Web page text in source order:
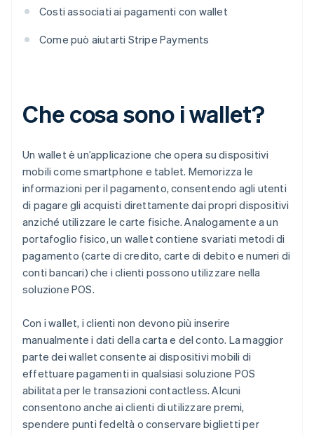
Costi associati ai pagamenti con wallet
Come può aiutarti Stripe Payments
Che cosa sono i wallet?
Un wallet è un’applicazione che opera su dispositivi
mobili come smartphone e tablet. Memorizza le
informazioni per il pagamento, consentendo agli utenti
di pagare gli acquisti direttamente dai propri dispositivi
anziché utilizzare le carte fisiche. Analogamente a un
portafoglio fisico, un wallet contiene svariati metodi di
pagamento (carte di credito, carte di debito e numeri di
conti bancari) che i clienti possono utilizzare nella
soluzione POS.
Con i wallet, i clienti non devono più inserire
manualmente i dati della carta e del conto. La maggior
parte dei wallet consente ai dispositivi mobili di
effettuare pagamenti in qualsiasi soluzione POS
abilitata per le transazioni contactless. Alcuni
consentono anche ai clienti di utilizzare premi,
spendere punti fedeltà o conservare biglietti per